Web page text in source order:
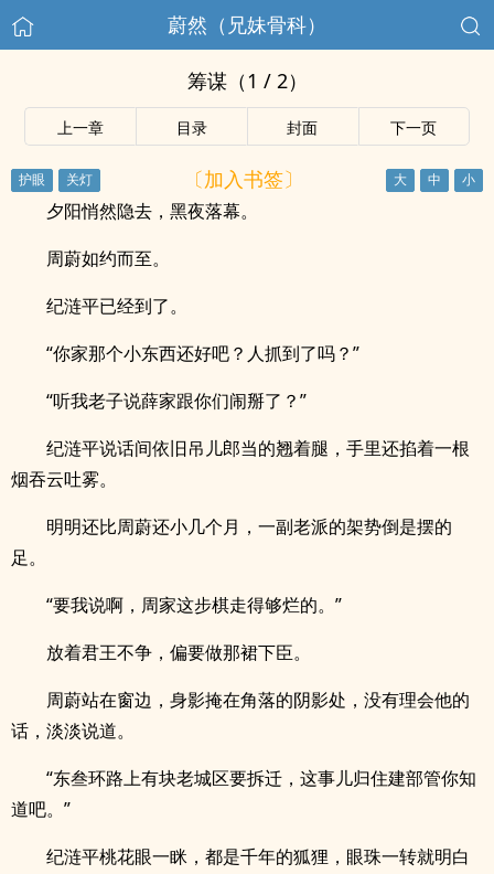
蔚然（兄妹骨科）
筹谋（1 / 2）
上一章 目录 封面 下一页
〔加入书签〕
夕阳悄然隐去，黑夜落幕。
周蔚如约而至。
纪涟平已经到了。
“你家那个小东西还好吧？人抓到了吗？”
“听我老子说薛家跟你们闹掰了？”
纪涟平说话间依旧吊儿郎当的翘着腿，手里还掐着一根
烟吞云吐雾。
明明还比周蔚还小几个月，一副老派的架势倒是摆的
足。
“要我说啊，周家这步棋走得够烂的。”
放着君王不争，偏要做那裙下臣。
周蔚站在窗边，身影掩在角落的阴影处，没有理会他的
话，淡淡说道。
“东叁环路上有块老城区要拆迁，这事儿归住建部管你知
道吧。”
纪涟平桃花眼一眯，都是千年的狐狸，眼珠一转就明白